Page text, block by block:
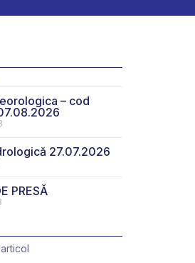
– cod
27.07.2026
PRESĂ